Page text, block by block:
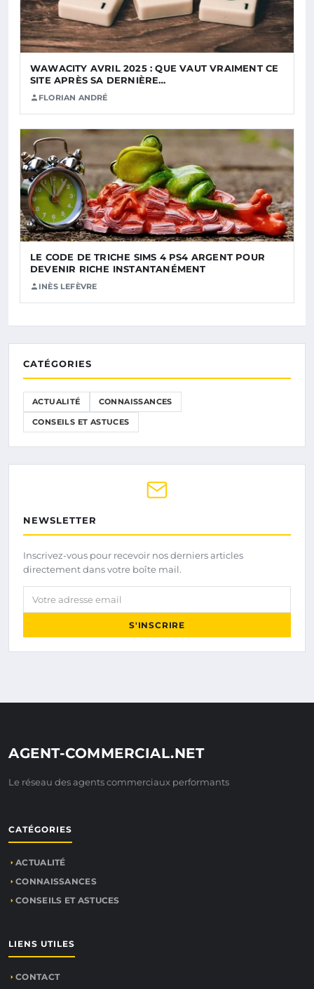
WAWACITY AVRIL 2025 : QUE VAUT VRAIMENT CE
SITE APRÈS SA DERNIÈRE…
FLORIAN ANDRÉ
LE CODE DE TRICHE SIMS 4 PS4 ARGENT POUR
DEVENIR RICHE INSTANTANÉMENT
INÈS LEFÈVRE
CATÉGORIES
ACTUALITÉ CONNAISSANCES
CONSEILS ET ASTUCES
NEWSLETTER
Inscrivez-vous pour recevoir nos derniers articles
directement dans votre boîte mail.
Votre adresse email
S'INSCRIRE
AGENT-COMMERCIAL.NET
Le réseau des agents commerciaux performants
CATÉGORIES
ACTUALITÉ
CONNAISSANCES
CONSEILS ET ASTUCES
LIENS UTILES
CONTACT